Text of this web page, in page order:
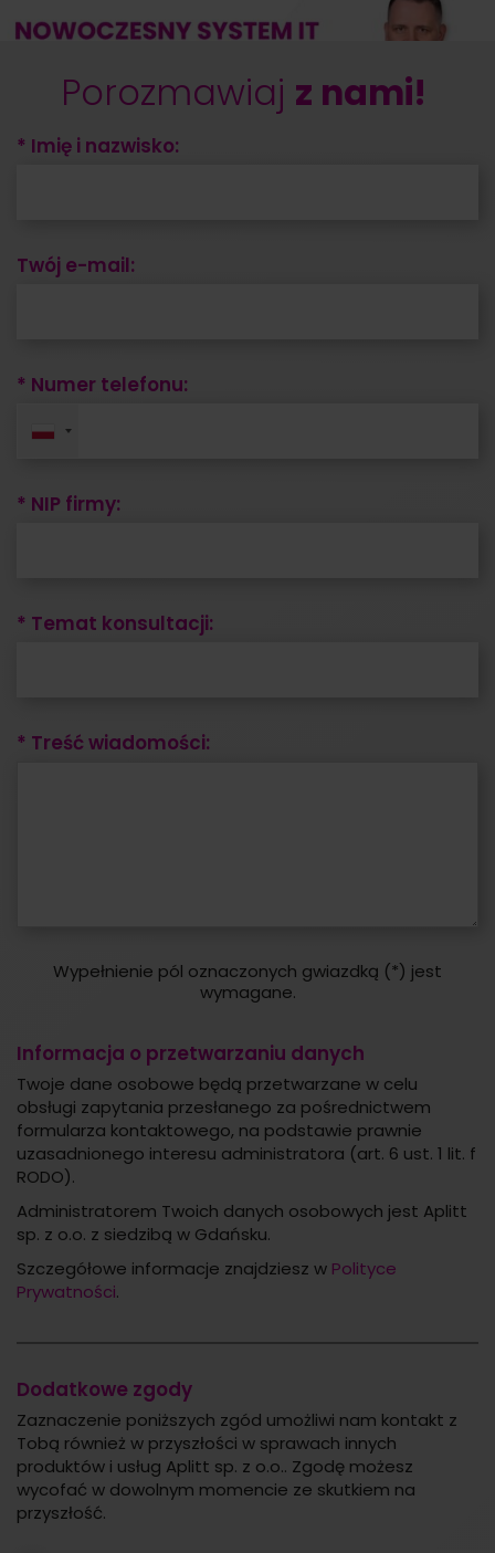
Porozmawiaj z nami!
* Imię i nazwisko:
Twój e-mail:
* Numer telefonu:
* NIP firmy:
* Temat konsultacji:
* Treść wiadomości:
Wypełnienie pól oznaczonych gwiazdką (*) jest
wymagane.
Informacja o przetwarzaniu danych
Twoje dane osobowe będą przetwarzane w celu
obsługi zapytania przesłanego za pośrednictwem
formularza kontaktowego, na podstawie prawnie
uzasadnionego interesu administratora (art. 6 ust. 1 lit. f
RODO).
Administratorem Twoich danych osobowych jest Aplitt
sp. z o.o. z siedzibą w Gdańsku.
Szczegółowe informacje znajdziesz w Polityce
Prywatności.
Dodatkowe zgody
Zaznaczenie poniższych zgód umożliwi nam kontakt z
Tobą również w przyszłości w sprawach innych
produktów i usług Aplitt sp. z o.o.. Zgodę możesz
wycofać w dowolnym momencie ze skutkiem na
przyszłość.